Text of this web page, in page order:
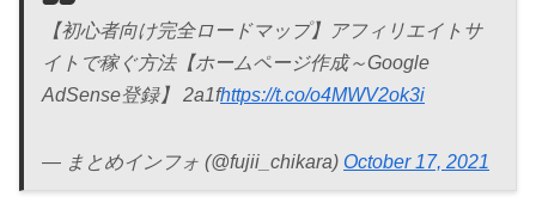
【初心者向け完全ロードマップ】アフィリエイトサ
イトで稼ぐ方法【ホームページ作成～Google
AdSense登録】 2a1fhttps://t.co/o4MWV2ok3i
— まとめインフォ (@fujii_chikara) October 17, 2021